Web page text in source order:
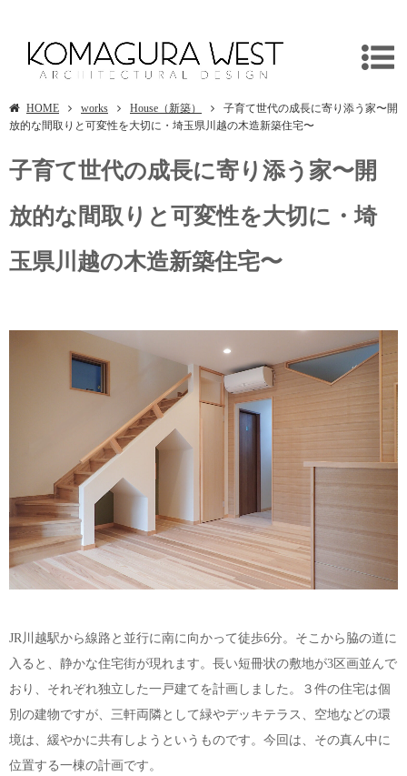
HOME works House（新築）
子育て世代の成長に寄り添う家〜開
放的な間取りと可変性を大切に・埼玉県川越の木造新築住宅〜
子育て世代の成長に寄り添う家〜開
放的な間取りと可変性を大切に・埼
玉県川越の木造新築住宅〜
JR川越駅から線路と並行に南に向かって徒歩6分。そこから脇の道に
入ると、静かな住宅街が現れます。長い短冊状の敷地が3区画並んで
おり、それぞれ独立した一戸建てを計画しました。３件の住宅は個
別の建物ですが、三軒両隣として緑やデッキテラス、空地などの環
境は、緩やかに共有しようというものです。今回は、その真ん中に
位置する一棟の計画です。